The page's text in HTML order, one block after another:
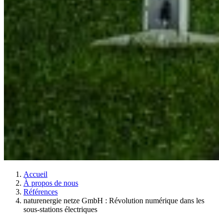
Accueil
À propos de nous
Références
naturenergie netze GmbH : Révolution numérique dans les
sous-stations électriques